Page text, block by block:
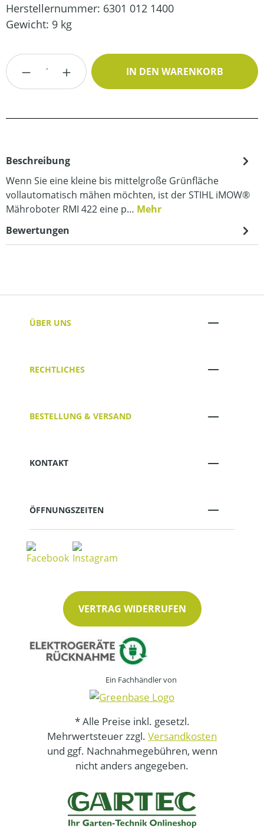
Herstellernummer: 6301 012 1400
Gewicht: 9 kg
Produkt Anzahl: Gib den gewünschten
IN DEN WARENKORB
Beschreibung
Wenn Sie eine kleine bis mittelgroße Grünfläche
vollautomatisch mähen möchten, ist der STIHL iMOW®
Mähroboter RMI 422 eine p… Mehr
Bewertungen
ÜBER UNS
RECHTLICHES
BESTELLUNG & VERSAND
KONTAKT
ÖFFNUNGSZEITEN
VERTRAG WIDERRUFEN
Ein Fachhändler von
* Alle Preise inkl. gesetzl.
Mehrwertsteuer zzgl. Versandkosten
und ggf. Nachnahmegebühren, wenn
nicht anders angegeben.